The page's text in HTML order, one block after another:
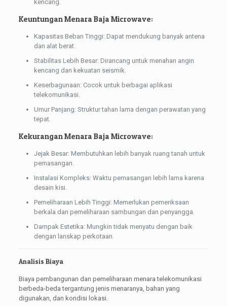
kencang.
Keuntungan Menara Baja Microwave:
Kapasitas Beban Tinggi: Dapat mendukung banyak antena
dan alat berat.
Stabilitas Lebih Besar: Dirancang untuk menahan angin
kencang dan kekuatan seismik.
Keserbagunaan: Cocok untuk berbagai aplikasi
telekomunikasi.
Umur Panjang: Struktur tahan lama dengan perawatan yang
tepat.
Kekurangan Menara Baja Microwave:
Jejak Besar: Membutuhkan lebih banyak ruang tanah untuk
pemasangan.
Instalasi Kompleks: Waktu pemasangan lebih lama karena
desain kisi.
Pemeliharaan Lebih Tinggi: Memerlukan pemeriksaan
berkala dan pemeliharaan sambungan dan penyangga.
Dampak Estetika: Mungkin tidak menyatu dengan baik
dengan lanskap perkotaan.
Analisis Biaya
Biaya pembangunan dan pemeliharaan menara telekomunikasi
berbeda-beda tergantung jenis menaranya, bahan yang
digunakan, dan kondisi lokasi.